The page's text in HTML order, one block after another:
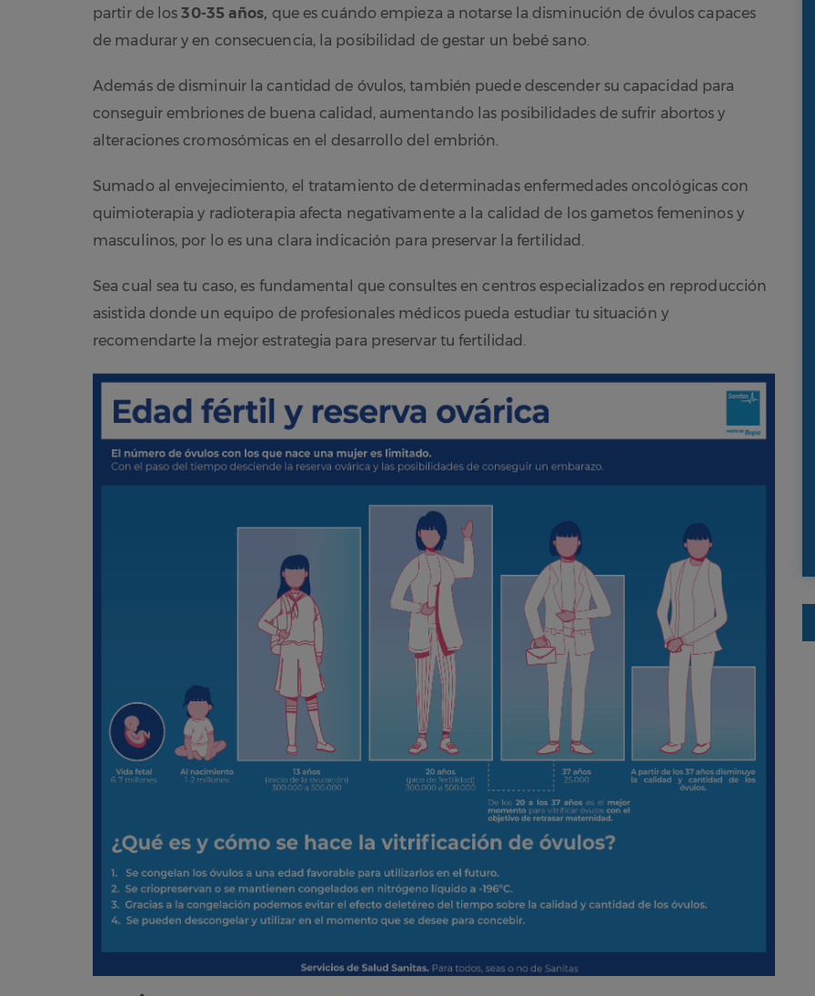
partir de los30-35 años, que es cuándo empieza a notarse la disminución de óvulos capaces
de madurar y en consecuencia, la posibilidad de gestar un bebé sano.
Además de disminuir la cantidad de óvulos, también puede descender su capacidad para
conseguir embriones de buena calidad, aumentando las posibilidades de sufrir abortos y
alteraciones cromosómicas en el desarrollo del embrión.
Sumado al envejecimiento, el tratamiento de determinadas enfermedades oncológicas con
quimioterapia y radioterapia afecta negativamente a la calidad de los gametos femeninos y
masculinos, por lo es una clara indicación para preservar la fertilidad.
Sea cual sea tu caso, es fundamental que consultes en centros especializados en reproducción
asistida donde un equipo de profesionales médicos pueda estudiar tu situación y
recomendarte la mejor estrategia para preservar tu fertilidad.